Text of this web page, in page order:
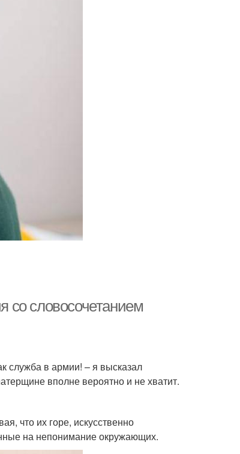
со словосочетанием
служба в армии! – я высказал
вполне вероятно и не хватит.
что их горе, искусственно
на непонимание окружающих.